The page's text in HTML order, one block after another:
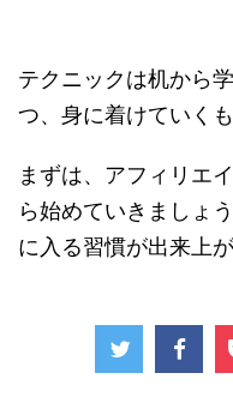
テクニックは机から
つ、身に着けていくも
まずは、アフィリエ
ら始めていきましょ
に入る習慣が出来上が